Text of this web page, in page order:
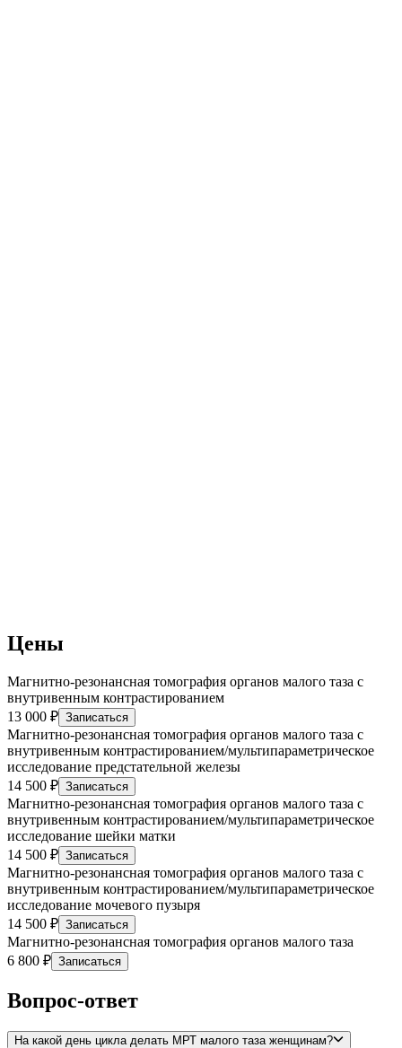
Цены
Магнитно-резонансная томография органов малого таза с
внутривенным контрастированием
13 000 ₽ Записаться
Магнитно-резонансная томография органов малого таза с
внутривенным контрастированием/мультипараметрическое
исследование предстательной железы
14 500 ₽ Записаться
Магнитно-резонансная томография органов малого таза с
внутривенным контрастированием/мультипараметрическое
исследование шейки матки
14 500 ₽ Записаться
Магнитно-резонансная томография органов малого таза с
внутривенным контрастированием/мультипараметрическое
исследование мочевого пузыря
14 500 ₽ Записаться
Магнитно-резонансная томография органов малого таза
6 800 ₽ Записаться
Вопрос-ответ
На какой день цикла делать МРТ малого таза женщинам?